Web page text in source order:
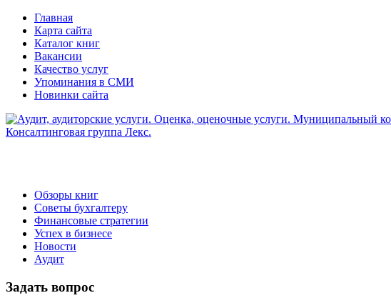
Главная
Карта сайта
Каталог книг
Вакансии
Качество услуг
Упоминания в СМИ
Новинки сайта
Обзоры книг
Советы бухгалтеру
Финансовые стратегии
Успех в бизнесе
Новости
Аудит
Задать вопрос